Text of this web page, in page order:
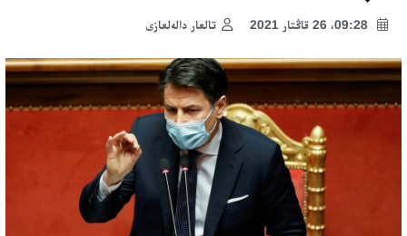
تالعار دالەلعازى